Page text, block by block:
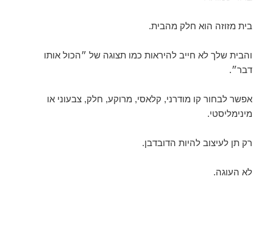
בית מזוזה הוא חלק מהבית.
והבית שלך לא חייב להיראות כמו תצוגה של ״הכול אותו
דבר״.
אפשר לבחור קו מודרני, קלאסי, מרוקע, חלק, צבעוני או
מינימליסטי.
רק תן לעיצוב להיות הדובדבן.
לא העוגה.